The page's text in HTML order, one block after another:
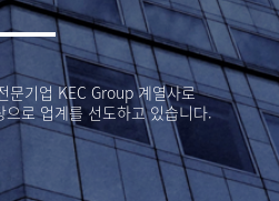
문기업 KEC Group 계열사로
로 업계를 선도하고 있습니다.